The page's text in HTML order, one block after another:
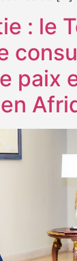
: le
paix